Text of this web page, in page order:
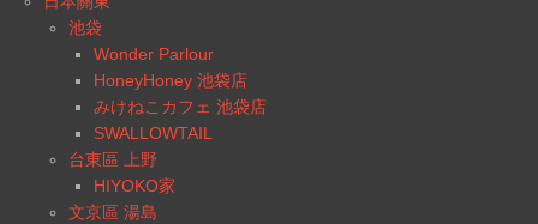
池袋
Wonder Parlour
HoneyHoney 池袋店
みけねこカフェ 池袋店
SWALLOWTAIL
台東區 上野
HIYOKO家
文京區 湯島